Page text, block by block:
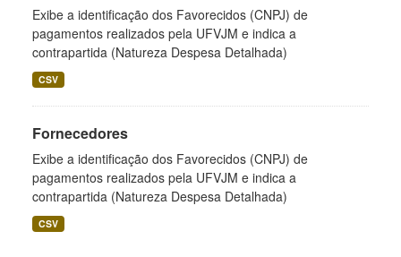
Exibe a identificação dos Favorecidos (CNPJ) de
pagamentos realizados pela UFVJM e indica a
contrapartida (Natureza Despesa Detalhada)
CSV
Fornecedores
Exibe a identificação dos Favorecidos (CNPJ) de
pagamentos realizados pela UFVJM e indica a
contrapartida (Natureza Despesa Detalhada)
CSV